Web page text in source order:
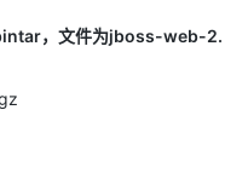
，文件为jboss-web-2.